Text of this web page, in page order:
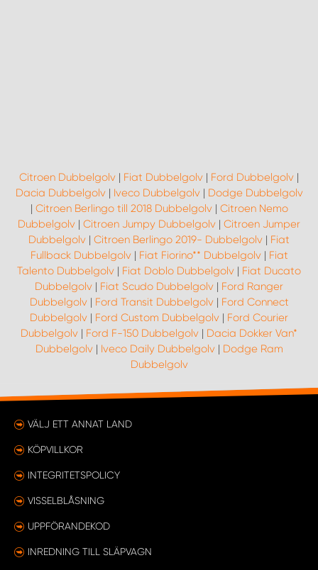
Citroen Dubbelgolv | Fiat Dubbelgolv | Ford Dubbelgolv |
Dacia Dubbelgolv| Iveco Dubbelgolv| Dodge Dubbelgolv
| Citroen Berlingo till 2018 Dubbelgolv| Citroen Nemo
Dubbelgolv | Citroen Jumpy Dubbelgolv | Citroen Jumper
Dubbelgolv | Citroen Berlingo 2019- Dubbelgolv | Fiat
Fullback Dubbelgolv| Fiat Fiorino** Dubbelgolv| Fiat
Talento Dubbelgolv | Fiat Doblo Dubbelgolv | Fiat Ducato
Dubbelgolv | Fiat Scudo Dubbelgolv | Ford Ranger
Dubbelgolv| Ford Transit Dubbelgolv| Ford Connect
Dubbelgolv | Ford Custom Dubbelgolv | Ford Courier
Dubbelgolv | Ford F-150 Dubbelgolv | Dacia Dokker Van*
Dubbelgolv| Iveco Daily Dubbelgolv| Dodge Ram
Dubbelgolv
VÄLJ ETT ANNAT LAND
KÖPVILLKOR
INTEGRITETSPOLICY
VISSELBLÅSNING
UPPFÖRANDEKOD
INREDNING TILL SLÄPVAGN